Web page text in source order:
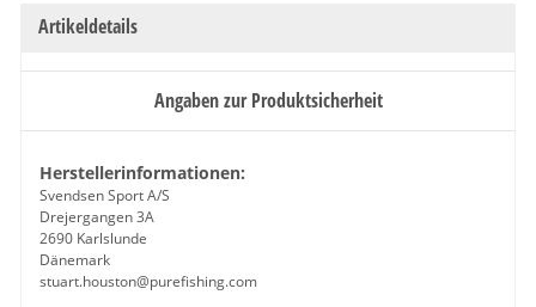
Artikeldetails
Angaben zur Produktsicherheit
Herstellerinformationen:
Svendsen Sport A/S
Drejergangen 3A
2690 Karlslunde
Dänemark
stuart.houston@purefishing.com